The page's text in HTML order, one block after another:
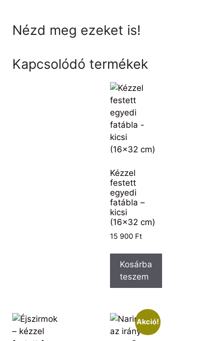
Nézd meg ezeket is!
Kapcsolódó termékek
Kézzel
festett
egyedi
fatábla –
kicsi
(16×32 cm)
15 900 Ft
Kosárba
teszem
Akció!